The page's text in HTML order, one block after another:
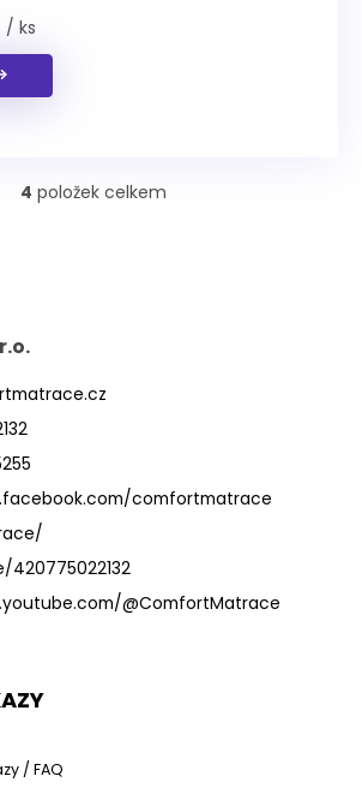
/ ks
O
p
r
v
i
u
4 položek celkem
comfortmatrace
@ComfortMatrace
/ FAQ